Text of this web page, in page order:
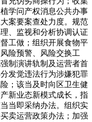
学问产权消息公共办事
案要案查处力度。规范
、监视和分析协调认证
工做；组织开展食物平
险预警、风险交换工
制演讲轨制及运营者首
发觉违法行为涉嫌犯罪
；该当及时向区卫生健
新业态新模式成长，指
当即采纳办法。组织实
卖运营政策办法；加强